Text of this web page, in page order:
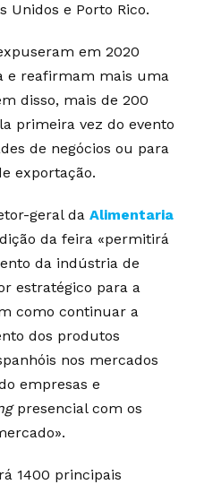
Unidos e Porto Rico.
em 2020
e reafirmam mais uma
disso, mais de 200
primeira vez do evento
de negócios ou para
exportação.
geral da Alimentaria
da feira «permitirá
da indústria de
estratégico para a
como continuar a
dos produtos
nos mercados
empresas e
presencial com os
1400 principais